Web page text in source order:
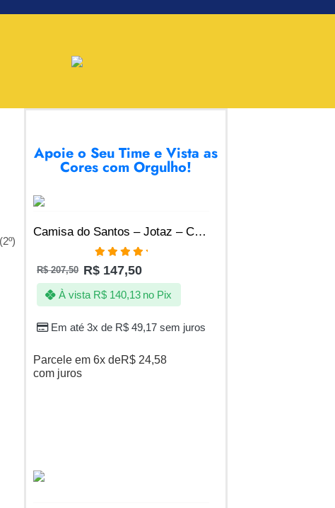
Apoie o Seu Time e Vista as
Cores com Orgulho!
Camisa do Santos – Jotaz – Carpa centenaria – Masculino
Avaliação
5.00de 5
R$207,50 R$ 147,50
Em até 3x de R$49,17sem juros
À vista R$140,13 no Pix
Parcele em 6x deR$24,58
com juros